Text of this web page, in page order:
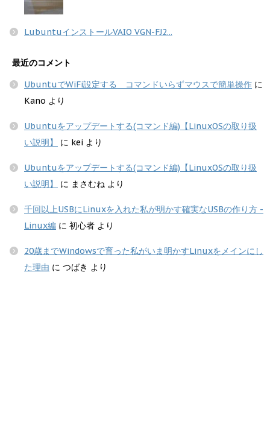
LubuntuインストールVAIO VGN-FJ2...
最近のコメント
UbuntuでWiFi設定する コマンドいらずマウスで簡単操作 に
Kano より
Ubuntuをアップデートする(コマンド編)【LinuxOSの取り扱
い説明】
に kei より
Ubuntuをアップデートする(コマンド編)【LinuxOSの取り扱
い説明】
に まさむね より
千回以上USBにLinuxを入れた私が明かす確実なUSBの作り方 -
Linux編 に 初心者 より
20歳までWindowsで育った私がいま明かすLinuxをメインにし
た理由 に つばき より